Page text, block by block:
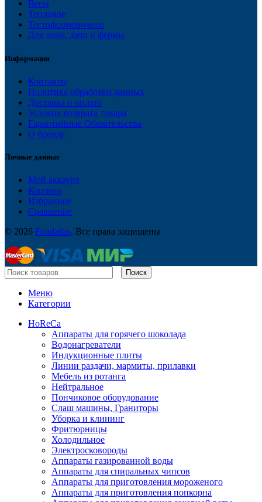
Весы
Тепловое
Тестоформовочное
Для дома, дачи и фермы
Информация
Контакты
Политика обработки данных
Доставка и оплата
Условия возврата товара
Гарантийные Обязательства
О бренде
Личные данные
Мой аккаунт
Корзина
Избранное
Сравнение
© 2026 Foodatlas. Все права защищены
Поиск
Меню
Категории
HoReCa
Аппараты для горячего шоколада
Водонагреватели
Индукционные плиты
Линии раздачи, мармиты, прилавки
Мебель из ротанга
Нейтральное
Пончиковое оборудование
Слаш машины, Граниторы
Уборка и клининг
Фритюрницы
Холодильное
Электросковороды
Аппараты газированной воды
Аппараты для спиральных чипсов
Аппараты для приготовления мороженого
Аппараты для приготовления попкорна